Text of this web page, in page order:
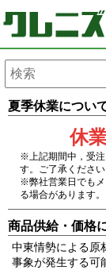
夏季休業につい
休
※上記期間中，受注
す。ご了承ください
※弊社営業日でも
る場合があります。
商品供給・価格
中東情勢による原
事象が発生する可